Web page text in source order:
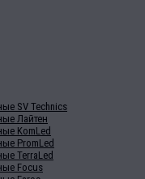
SV Technics
Лайтен
KomLed
PromLed
TerraLed
Focus